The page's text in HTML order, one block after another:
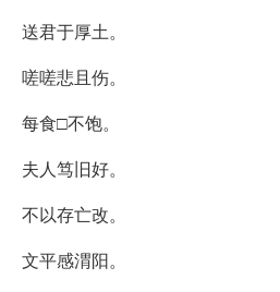
送君于厚土。
嗟嗟悲且伤。
每食□不饱。
夫人笃旧好。
不以存亡改。
文平感渭阳。